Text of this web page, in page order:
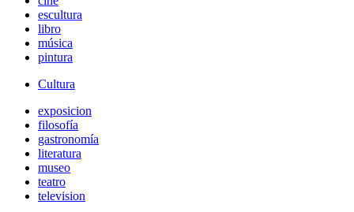
escultura
libro
música
pintura
Cultura
exposicion
filosofía
gastronomía
literatura
museo
teatro
television